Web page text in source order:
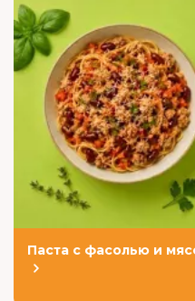
Паста с фасолью и